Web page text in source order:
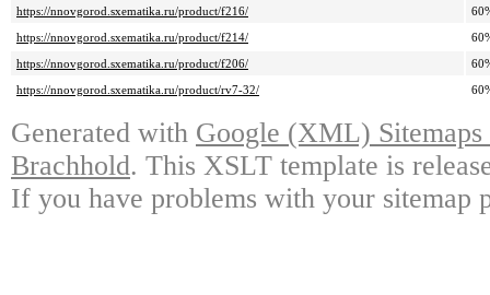
https://nnovgorod.sxematika.ru/product/f216/
https://nnovgorod.sxematika.ru/product/f214/
https://nnovgorod.sxematika.ru/product/f206/
https://nnovgorod.sxematika.ru/product/rv7-32/
Generated with Google (XML)
Brachhold. This XSLT template is
If you have problems with your sitemap